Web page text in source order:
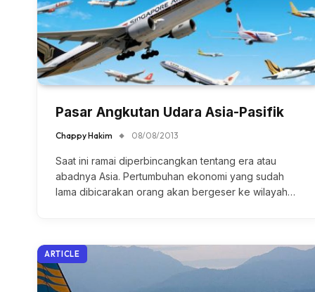
Pasar Angkutan Udara Asia-Pasifik
Chappy Hakim 08/08/2013
Saat ini ramai diperbincangkan tentang era atau
abadnya Asia. Pertumbuhan ekonomi yang sudah
lama dibicarakan orang akan bergeser ke wilayah…
ARTICLE